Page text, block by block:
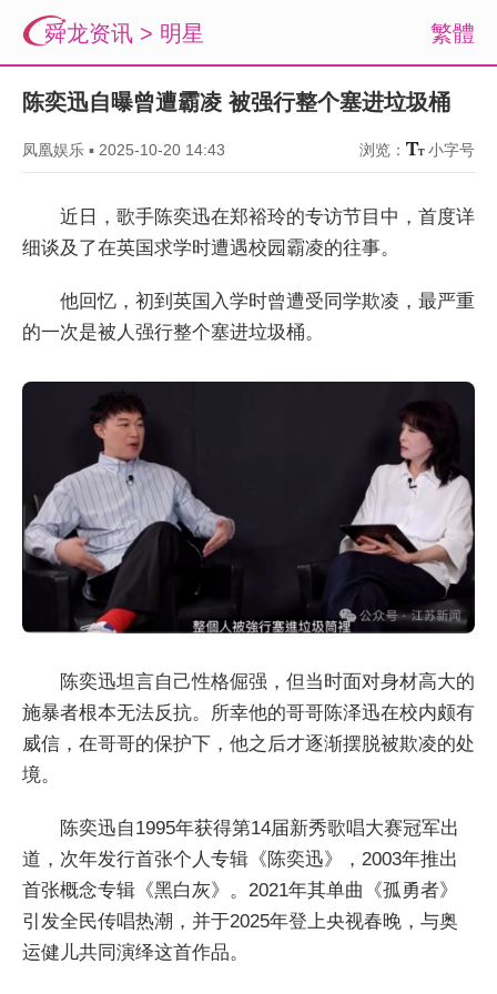
繁體
舜龙资讯 > 明星
陈奕迅自曝曾遭霸凌 被强行整个塞进垃圾桶
凤凰娱乐 ▪ 2025-10-20 14:43 浏览： 小字号
近日，歌手陈奕迅在郑裕玲的专访节目中，首度详
细谈及了在英国求学时遭遇校园霸凌的往事。
他回忆，初到英国入学时曾遭受同学欺凌，最严重
的一次是被人强行整个塞进垃圾桶。
陈奕迅坦言自己性格倔强，但当时面对身材高大的
施暴者根本无法反抗。所幸他的哥哥陈泽迅在校内颇有
威信，在哥哥的保护下，他之后才逐渐摆脱被欺凌的处
境。
陈奕迅自1995年获得第14届新秀歌唱大赛冠军出
道，次年发行首张个人专辑《陈奕迅》，2003年推出
首张概念专辑《黑白灰》。2021年其单曲《孤勇者》
引发全民传唱热潮，并于2025年登上央视春晚，与奥
运健儿共同演绎这首作品。